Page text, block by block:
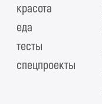
красота
еда
тесты
спецпроекты